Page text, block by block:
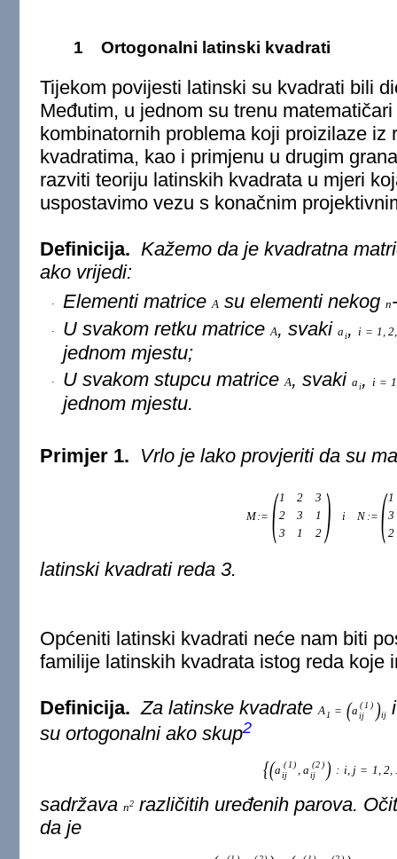
1 Ortogonalni latinski kvadrati
Tijekom povijesti latinski su kvadrati bili
Međutim, u jednom su trenu
kombinatornih problema koji proizilaze iz
kvadratima, kao i primjenu u drugim
razviti teoriju latinskih kvadrata u mjeri
uspostavimo vezu s konačnim
Definicija. Kažemo da je kvadratna
ako vrijedi:
∙ Elementi matriceA su elementi nekogn
∙ U svakom retku matriceA, svakiai, i = 1 2
jednom mjestu;
∙ U svakom stupcu matriceA, svakiai, i = 1
jednom mjestu.
Primjer 1. Vrlo je lako provjeriti da su
M:= (1 2
3
2
3
1
3
1 2 ) i N := (1
3
2
latinski kvadrati reda 3.
Općeniti latinski kvadrati neće nam biti
familije latinskih kvadrata istog reda koje
Definicija. Za latinske kvadrateA1 = (a ( 1 )
ij )ij
su ortogonalniako skup2
{(a (1 )
ij , a (2 )
ij ) : i, j = 1 , 2,
sadržava n2 različitih uređenih parova.
da je